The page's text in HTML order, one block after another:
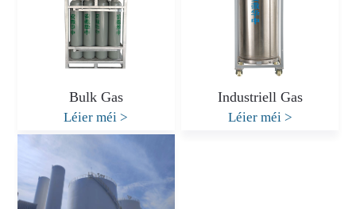
Bulk Gas
Léier méi>
Industriell Gas
Léier méi >